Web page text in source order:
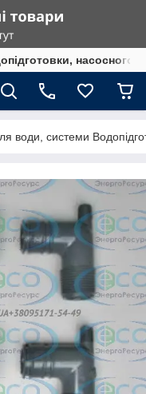
насосного
води, системи